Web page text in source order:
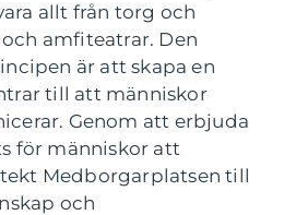
allt från torg och
amfiteatrar. Den
är att skapa en
till att människor
Genom att erbjuda
för människor att
Medborgarplatsen till
och